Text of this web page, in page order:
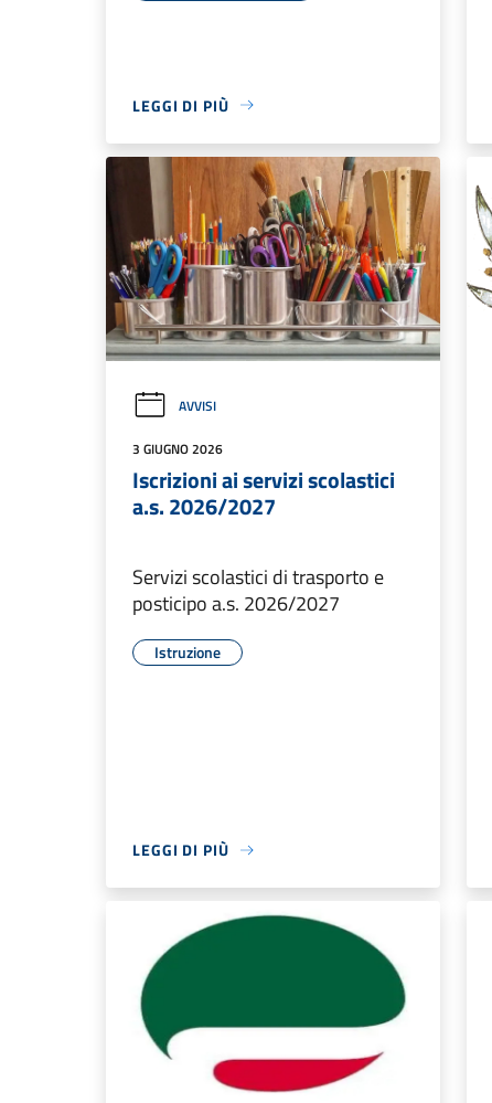
LEGGI DI PIÙ
AVVISI
3 GIUGNO 2026
Iscrizioni ai servizi scolastici
a.s. 2026/2027
Servizi scolastici di trasporto e
posticipo a.s. 2026/2027
Istruzione
LEGGI DI PIÙ